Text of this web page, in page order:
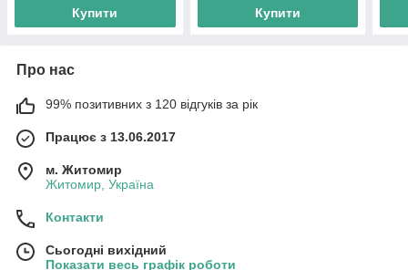
Купити Купити
Про нас
99% позитивних з 120 відгуків за рік
Працює з 13.06.2017
м. Житомир
Житомир, Україна
Контакти
Сьогодні вихідний
Показати весь графік роботи